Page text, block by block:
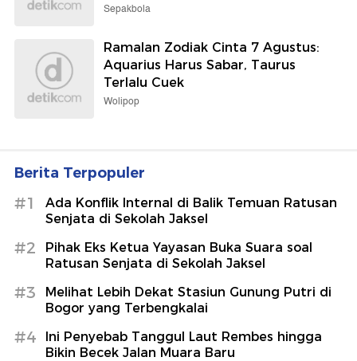
Sepakbola
Ramalan Zodiak Cinta 7 Agustus:
Aquarius Harus Sabar, Taurus
Terlalu Cuek
Wolipop
Berita Terpopuler
#1
Ada Konflik Internal di Balik Temuan Ratusan
Senjata di Sekolah Jaksel
#2
Pihak Eks Ketua Yayasan Buka Suara soal
Ratusan Senjata di Sekolah Jaksel
#3
Melihat Lebih Dekat Stasiun Gunung Putri di
Bogor yang Terbengkalai
#4
Ini Penyebab Tanggul Laut Rembes hingga
Bikin Becek Jalan Muara Baru